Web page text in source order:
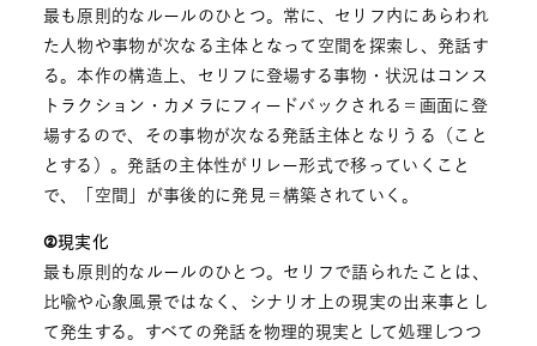
最も原則的なルールのひとつ。常に、セリフ内にあらわれ
た人物や事物が次なる主体となって空間を探索し、発話す
る。本作の構造上、セリフに登場する事物・状況はコンス
トラクション・カメラにフィードバックされる＝画面に登
場するので、その事物が次なる発話主体となりうる（こと
とする）。発話の主体性がリレー形式で移っていくこと
で、「空間」が事後的に発見＝構築されていく。
②現実化
最も原則的なルールのひとつ。セリフで語られたことは、
比喩や心象風景ではなく、シナリオ上の現実の出来事とし
て発生する。すべての発話を物理的現実として処理しつつ